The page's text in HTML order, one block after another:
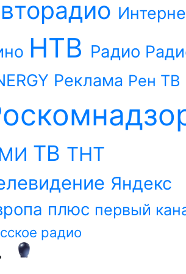
НТВ Радио
Реклама Рен ТВ
ТВ ТНТ
Яндекс
плюс первый
радио